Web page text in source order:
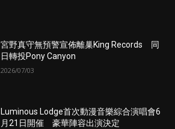
宮野真守無預警宣佈離巢King Records 同
日轉投Pony Canyon
2026/07/03
Luminous Lodge首次動漫音樂綜合演唱會6
月21日開催 豪華陣容出演決定